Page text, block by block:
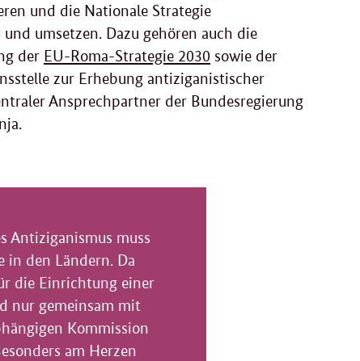
und die Nationale Strategie
umsetzen. Dazu gehören auch die
der EU-Roma-Strategie 2030 sowie der
zur Erhebung antiziganistischer
Ansprechpartner der Bundesregierung
Antiziganismus muss
in den Ländern. Da
die Einrichtung einer
nur gemeinsam mit
Kommission
am Herzen